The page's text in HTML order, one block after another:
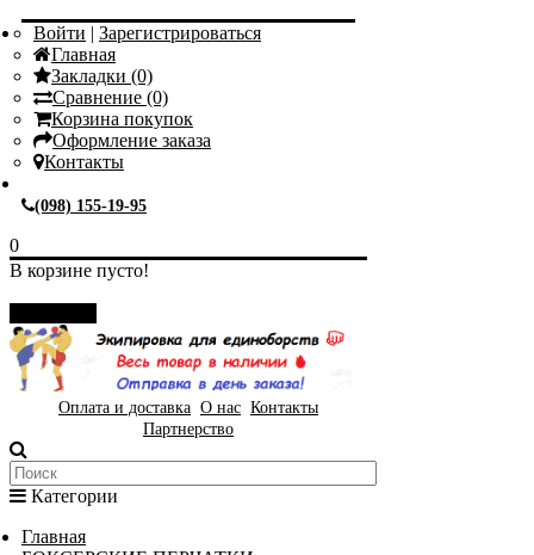
Войти | Зарегистрироваться
Главная
Закладки (0)
Сравнение (0)
Корзина покупок
Оформление заказа
Контакты
(098) 155-19-95
0
В корзине пусто!
Оплата и доставка О нас Контакты
Партнерство
Категории
Главная